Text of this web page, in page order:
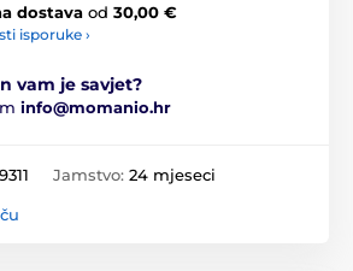
dostava od 30,00 €
isporuke ›
vam je savjet?
info@momanio.hr
Jamstvo: 24 mjeseci